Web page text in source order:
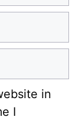
in
I